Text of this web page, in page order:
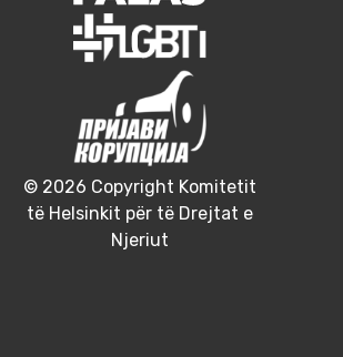
© 2026 Copyright Komitetit
të Helsinkit për të Drejtat e
Njeriut